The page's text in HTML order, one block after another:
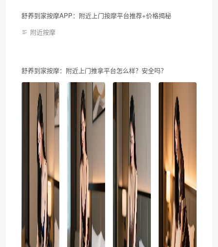
舒养到家按摩APP：附近上门按摩平台推荐+价格揭秘
附近按摩
舒养到家按摩：附近上门推拿平台怎么样？安全吗？